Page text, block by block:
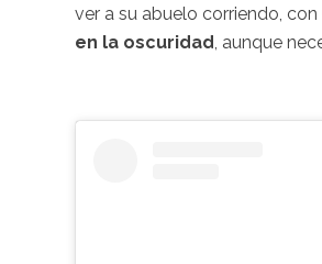
ver a su abuelo corriendo, con
en la oscuridad , aunque